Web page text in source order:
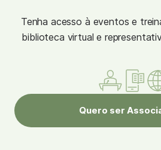
Tenha acesso à eventos e
biblioteca virtual e
Quero ser